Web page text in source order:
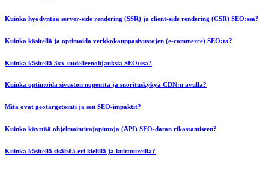
Kuinka hyödyntää server-side rendering (SSR) ja client-side rendering (CSR) SEO:ssa?
Kuinka käsitellä ja optimoida verkkokauppasivustojen (e-commerce) SEO:ta?
Kuinka käsitellä 3xx-uudelleenohjauksia SEO:ssa?
Kuinka optimoida sivuston nopeutta ja suorituskykyä CDN:n avulla?
Mitä ovat geotargetointi ja sen SEO-impaktit?
Kuinka käyttää ohjelmointirajapintoja (API) SEO-datan rikastamiseen?
Kuinka käsitellä sisältöä eri kielillä ja kulttuureilla?